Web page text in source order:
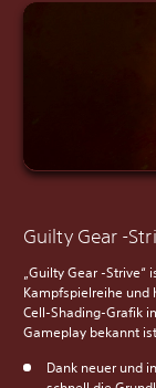
Guilty Gear -
„Guilty Gear -Strive“
Kampfspielreihe und
Cell-Shading-Grafik
Gameplay bekannt
Dank neuer und